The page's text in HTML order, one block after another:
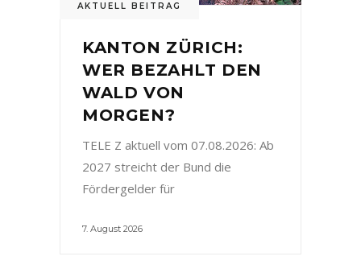
AKTUELL BEITRAG
KANTON ZÜRICH:
WER BEZAHLT DEN
WALD VON
MORGEN?
TELE Z aktuell vom 07.08.2026: Ab
2027 streicht der Bund die
Fördergelder für
7. August 2026